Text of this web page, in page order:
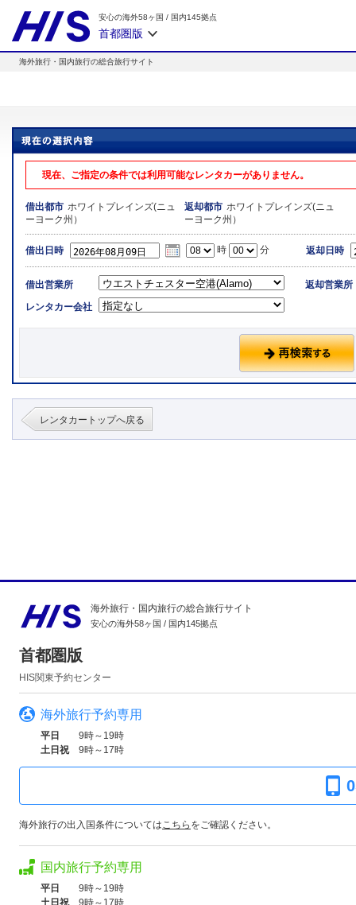
安心の海外58ヶ国 / 国内145拠点
首都圏版
海外旅行・国内旅行の総合旅行サイト
現在、ご指定の条件では利用可能なレンタカーがありません。
借出都市 ホワイトプレインズ(ニュ
ーヨーク州）
返却都市 ホワイトプレインズ(ニュ
ーヨーク州）
借出日時 時 分 返却日時
借出営業所
レンタカー会社
返却営業所
レンタカートップへ戻る
海外旅行・国内旅行の総合旅行サイト
安心の海外58ヶ国 / 国内145拠点
首都圏版
HIS関東予約センター
海外旅行予約専用
平日
9時～19時
土日祝
9時～17時
海外旅行の出入国条件についてはこちら をご確認ください。
国内旅行予約専用
平日
9時～19時
土日祝
9時～17時